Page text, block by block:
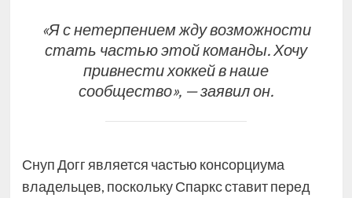
«Я с нетерпением жду возможности
стать частью этой команды. Хочу
привнести хоккей в наше
сообщество», — заявил он.
Снуп Догг является частью консорциума
владельцев, поскольку Спаркс ставит перед